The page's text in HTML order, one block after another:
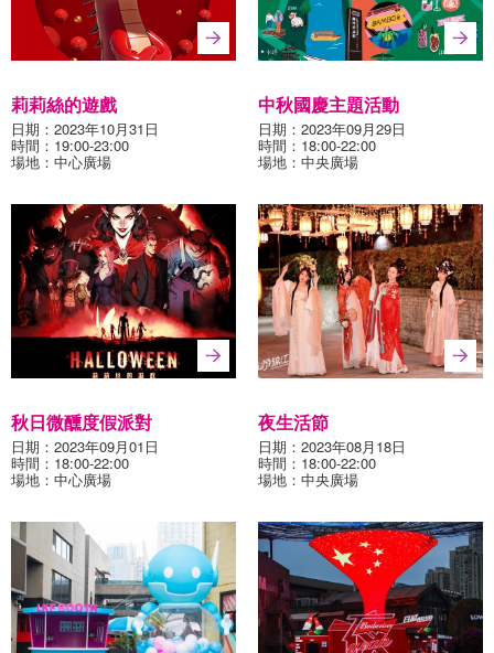
莉莉絲的遊戲
日期：2023年10月31日
時間：19:00-23:00
場地：中心廣場
中秋國慶主題活動
日期：2023年09月29日
時間：18:00-22:00
場地：中央廣場
秋日微醺度假派對
日期：2023年09月01日
時間：18:00-22:00
場地：中心廣場
夜生活節
日期：2023年08月18日
時間：18:00-22:00
場地：中央廣場